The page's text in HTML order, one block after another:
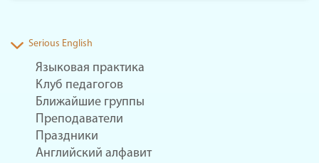
Serious English
Языковая практика
Клуб педагогов
Ближайшие группы
Преподаватели
Праздники
Английский алфавит